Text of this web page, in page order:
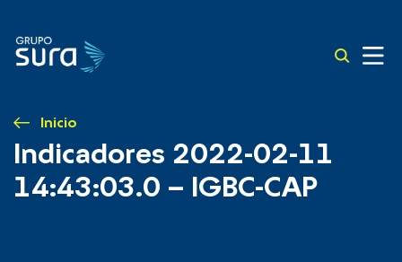
Inicio
Indicadores 2022-02-11
14:43:03.0 – IGBC-CAP